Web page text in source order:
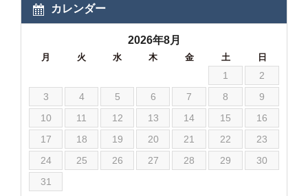
カレンダー
2026年8月
月 火 水 木 金 土 日
1
2
3
4 5 6 7 8
9
10
11 12 13 14 15
16
17
18 19 20 21 22
23
24
25 26 27 28 29
30
31